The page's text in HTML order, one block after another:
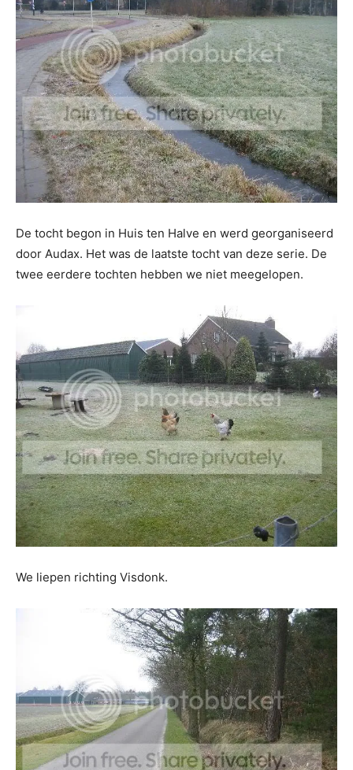
De tocht begon in Huis ten Halve en werd georganiseerd
door Audax. Het was de laatste tocht van deze serie. De
twee eerdere tochten hebben we niet meegelopen.
We liepen richting Visdonk.